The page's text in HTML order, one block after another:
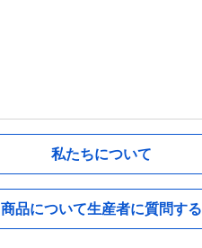
私たちについて
商品について生産者に質問する